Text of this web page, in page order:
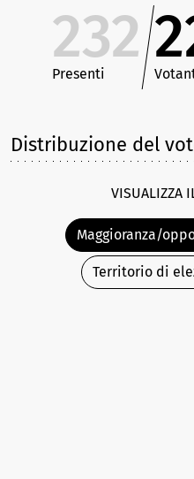
232
Presenti
Distribuzione del
VISUALIZZA
Maggioranza/
Territorio di